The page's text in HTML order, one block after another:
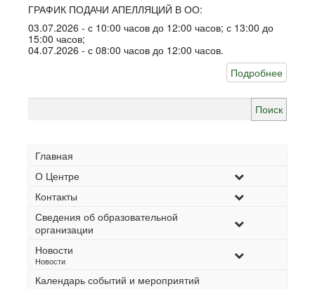
ГРАФИК ПОДАЧИ АПЕЛЛЯЦИЙ В ОО:
03.07.2026 - с 10:00 часов до 12:00 часов; с 13:00 до
15:00 часов;
04.07.2026 - с 08:00 часов до 12:00 часов.
Подробнее
Главная
О Центре
Контакты
Сведения об образовательной
организации
Новости
–
Новости
Календарь событий и мероприятий